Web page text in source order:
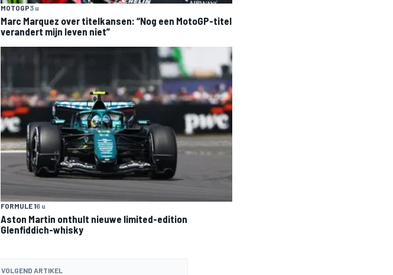
MOTOGP3 u
Marc Marquez over titelkansen: “Nog een MotoGP-titel
verandert mijn leven niet”
FORMULE 16 u
Aston Martin onthult nieuwe limited-edition
Glenfiddich-whisky
VOLGEND ARTIKEL